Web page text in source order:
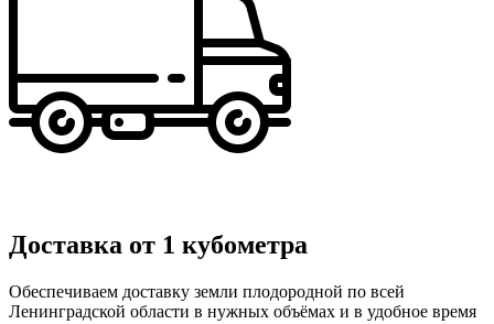
Доставка от 1 кубометра
Обеспечиваем доставку земли плодородной по всей
Ленинградской области в нужных объёмах и в удобное время